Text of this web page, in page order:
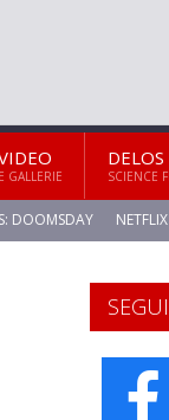
E GALLERIE
DELOS
SCIENCE
DOOMSDAY NETFLIX